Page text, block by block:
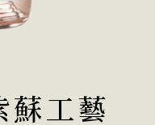
蘇工藝